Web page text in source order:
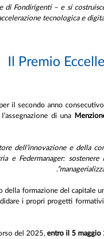
di Fondirigenti – e si
tecnologica e
Il Premio
il secondo anno
di una
dell’innovazione e della
e Federmanager:
della formazione del capitale
i propri progetti
del 2025, entro il 5 maggio